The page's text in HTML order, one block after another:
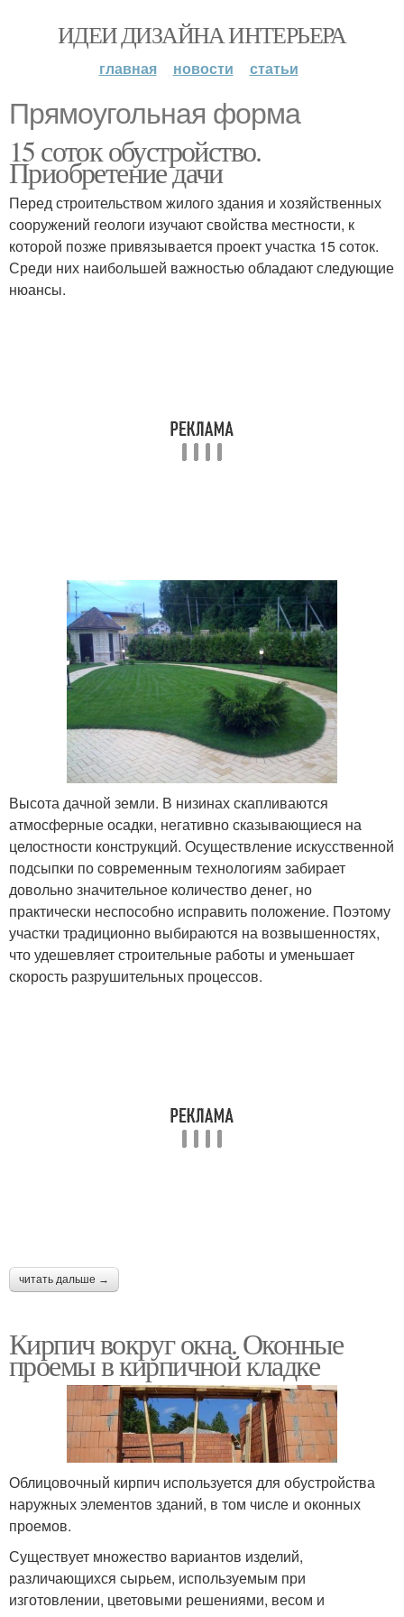
ИДЕИ ДИЗАЙНА ИНТЕРЬЕРА
главная новости статьи
Прямоугольная форма
15 соток обустройство.
Приобретение дачи
Перед строительством жилого здания и хозяйственных
сооружений геологи изучают свойства местности, к
которой позже привязывается проект участка 15 соток.
Среди них наибольшей важностью обладают следующие
нюансы.
Высота дачной земли. В низинах скапливаются
атмосферные осадки, негативно сказывающиеся на
целостности конструкций. Осуществление искусственной
подсыпки по современным технологиям забирает
довольно значительное количество денег, но
практически неспособно исправить положение. Поэтому
участки традиционно выбираются на возвышенностях,
что удешевляет строительные работы и уменьшает
скорость разрушительных процессов.
читать дальше →
Кирпич вокруг окна. Оконные
проемы в кирпичной кладке
Облицовочный кирпич используется для обустройства
наружных элементов зданий, в том числе и оконных
проемов.
Существует множество вариантов изделий,
различающихся сырьем, используемым при
изготовлении, цветовыми решениями, весом и